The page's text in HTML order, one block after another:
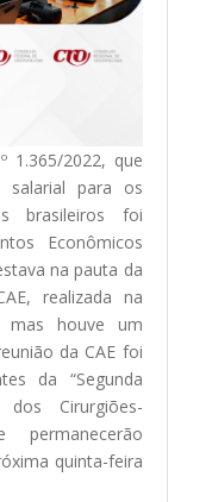
1.365/2022, que
salarial para os
brasileiros foi
Econômicos
na pauta da
realizada na
mas houve um
da CAE foi
da “Segunda
Cirurgiões-
quinta-feira